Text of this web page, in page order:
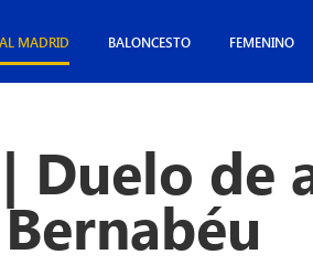
MADRID BALONCESTO FEMENINO
Duelo de